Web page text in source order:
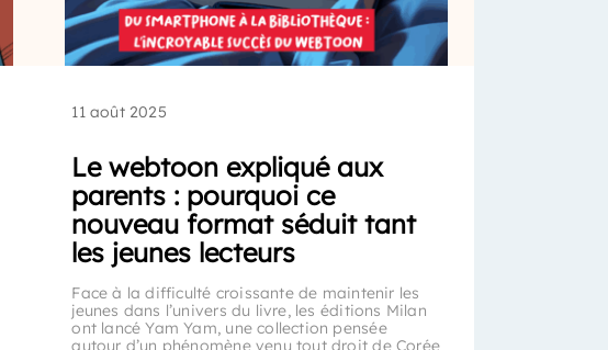
11 août 2025
Le webtoon expliqué aux
parents : pourquoi ce
nouveau format séduit tant
les jeunes lecteurs
Face à la difficulté croissante de maintenir les
jeunes dans l’univers du livre, les éditions Milan
ont lancé Yam Yam, une collection pensée
autour d’un phénomène venu tout droit de Corée